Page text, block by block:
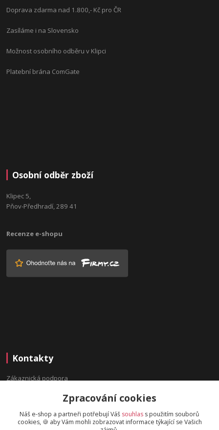
Doprava zdarma nad 1.800,- Kč pro ČR
Zasíláme i na Slovensko
Možnost osobního odběru v Klipci
Platební brána ComGate
Osobní odběr zboží
Klipec 5,
Pňov-Předhradí, 289 41
Recenze e-shopu
Kontakty
Zákaznická podpora
info@bydleninavesnici.czZpracování cookies
Náš e-shop a partneři potřebují Váš souhlas s použitím souborů
cookies, 🍪 aby Vám mohli zobrazovat informace týkající se Vašich